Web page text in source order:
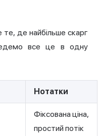
де найбільше скарг
все це в одну
Нотатки
Фіксована ціна,
простий потік